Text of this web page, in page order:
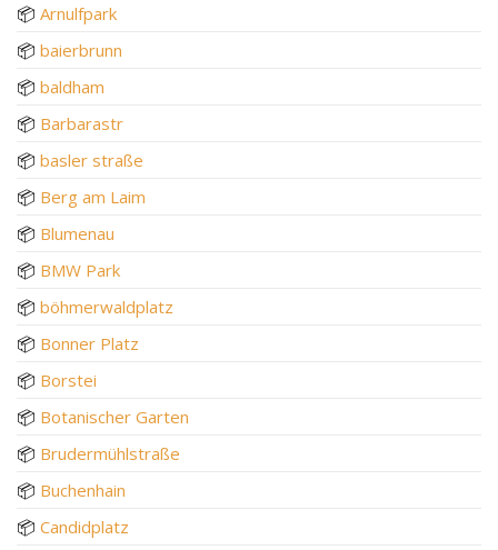
📦 Arnulfpark
📦 baierbrunn
📦 baldham
📦 Barbarastr
📦 basler straße
📦 Berg am Laim
📦 Blumenau
📦 BMW Park
📦 böhmerwaldplatz
📦 Bonner Platz
📦 Borstei
📦 Botanischer Garten
📦 Brudermühlstraße
📦 Buchenhain
📦 Candidplatz